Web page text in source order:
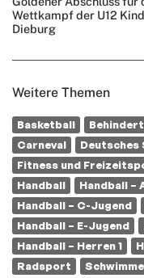
Wettkampf der U12
Dieburg
Weitere Themen
Basketball
Carneval
Deutsches
Fitness und
Handball
Handball –
Handball – C-Jugend
Handball – E-Jugend
Handball – Herren 1
Radsport